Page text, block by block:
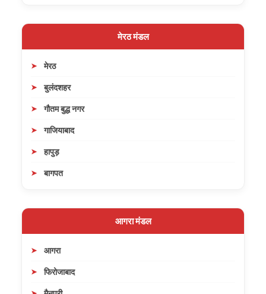
मेरठ मंडल
मेरठ
बुलंदशहर
गौतम बुद्ध नगर
गाजियाबाद
हापुड़
बागपत
आगरा मंडल
आगरा
फिरोजाबाद